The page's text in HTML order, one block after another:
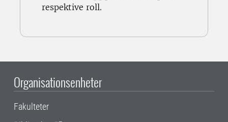
respektive roll.
Organisationsenheter
Fakulteter